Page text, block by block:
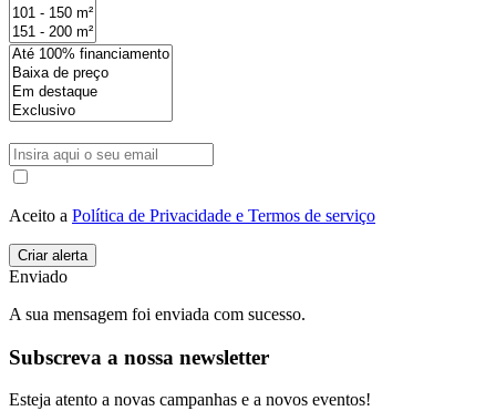
Aceito a Política de Privacidade e Termos de serviço
Enviado
A sua mensagem foi enviada com sucesso.
Subscreva a nossa newsletter
Esteja atento a novas campanhas e a novos eventos!